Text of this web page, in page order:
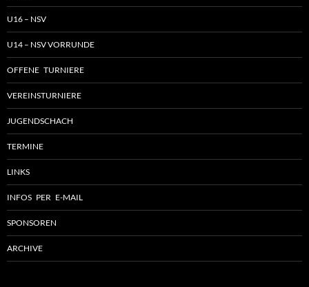
U16 – NSV
U14 – NSV VORRUNDE
OFFENE TURNIERE
VEREINSTURNIERE
JUGENDSCHACH
TERMINE
LINKS
INFOS PER E-MAIL
SPONSOREN
ARCHIVE